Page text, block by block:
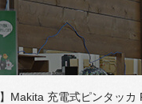
】Makita 充電式ピンタッカ